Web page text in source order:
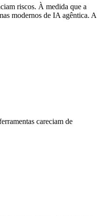
riscos. À medida que a
modernos de IA agêntica. A
careciam de